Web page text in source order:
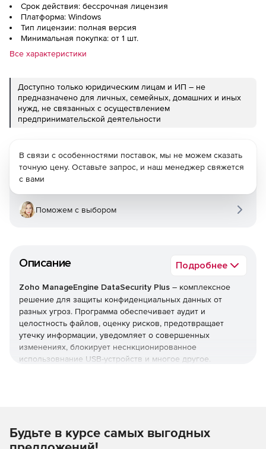
Срок действия: бессрочная лицензия
Платформа: Windows
Тип лицензии: полная версия
Минимальная покупка: от 1 шт.
Все характеристики
Доступно только юридическим лицам и ИП – не
предназначено для личных, семейных, домашних и иных
нужд, не связанных с осуществлением
предпринимательской деятельности
Описание Подробнее
Zoho ManageEngine DataSecurity Plus – комплексное
решение для защиты конфиденциальных данных от
разных угроз. Программа обеспечивает аудит и
целостность файлов, оценку рисков, предотвращает
утечку информации, уведомляет о совершенных
изменениях, блокирует неснкционированное
использовнание USB-устройств и многое другое.
вашего файлового сервера в режиме реального времени.
В связи с особенностями поставок, мы не можем сказать
точную цену. Оставьте запрос, и наш менеджер свяжется
с вами
Поможем с выбором
Будьте в курсе самых выгодных